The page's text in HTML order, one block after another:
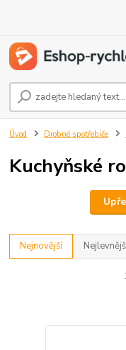
Úvod Drobné spotřebiče
Kuchyňské
Nejnovější